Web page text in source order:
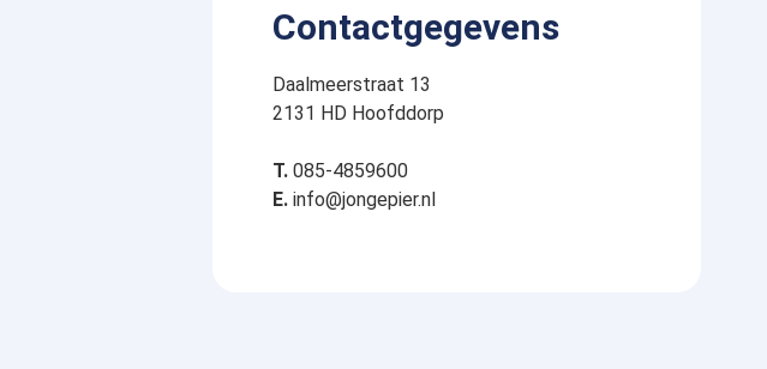
Contactgegevens
Daalmeerstraat 13
2131 HD Hoofddorp
T.085-4859600
E. info@jongepier.nl